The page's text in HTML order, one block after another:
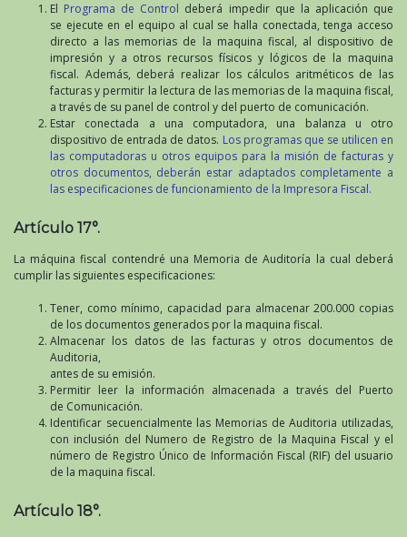
El Programa de Control deberá impedir que la aplicación que
se ejecute en el equipo al cual se halla conectada, tenga acceso
directo a las memorias de la maquina fiscal, al dispositivo de
impresión y a otros recursos físicos y lógicos de la maquina
fiscal. Además, deberá realizar los cálculos aritméticos de las
facturas y permitir la lectura de las memorias de la maquina fiscal,
a través de su panel de control y del puerto de comunicación.
Estar conectada a una computadora, una balanza u otro
dispositivo de entrada de datos. Los programas que se utilicen en
las computadoras u otros equipos para la misión de facturas y
otros documentos, deberán estar adaptados completamente a
las especificaciones de funcionamiento de la Impresora Fiscal.
Artículo 17°.
La máquina fiscal contendré una Memoria de Auditoría la cual deberá
cumplir las siguientes especificaciones:
Tener, como mínimo, capacidad para almacenar 200.000 copias
de los documentos generados por la maquina fiscal.
Almacenar los datos de las facturas y otros documentos de
Auditoria,
antes de su emisión.
Permitir leer la información almacenada a través del Puerto
de Comunicación.
Identificar secuencialmente las Memorias de Auditoria utilizadas,
con inclusión del Numero de Registro de la Maquina Fiscal y el
número de Registro Único de Información Fiscal (RIF) del usuario
de la maquina fiscal.
Artículo 18°.